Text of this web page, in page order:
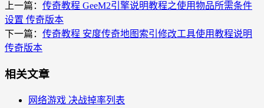
上一篇： 传奇教程 GeeM2引擎说明教程之使用物品所需条件
设置 传奇版本
下一篇： 传奇教程 安度传奇地图索引修改工具使用教程说明
传奇版本
相关文章
网络游戏 决战掉率列表